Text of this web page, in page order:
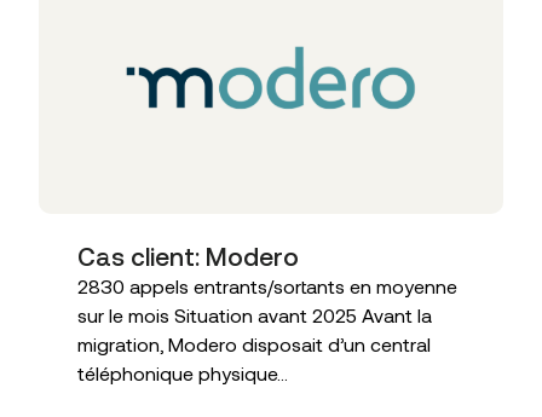
Cas client: Modero
2830 appels entrants/sortants en moyenne
sur le mois Situation avant 2025 Avant la
migration, Modero disposait d’un central
téléphonique physique...